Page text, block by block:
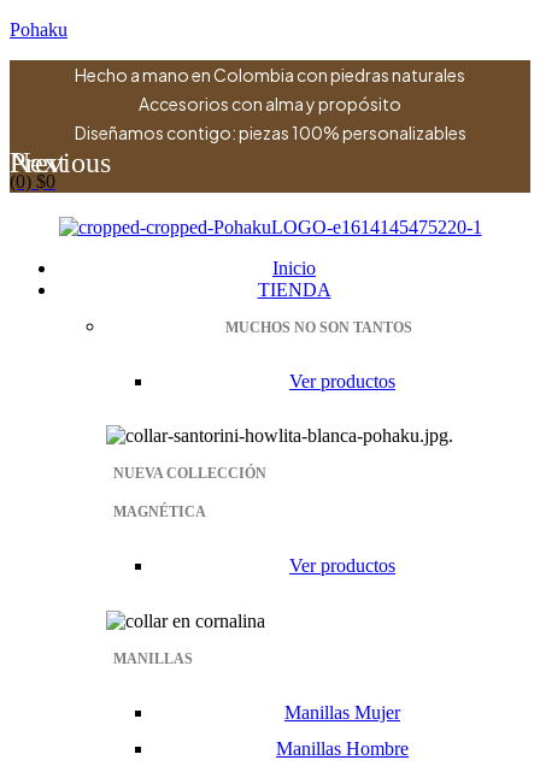
Pohaku
Hecho a mano en Colombia con piedras naturales
Accesorios con alma y propósito
Diseñamos contigo: piezas 100% personalizables
Previous
Next
(0) $0
Inicio
TIENDA
MUCHOS NO SON TANTOS
Ver productos
NUEVA COLLECCIÓN
MAGNÉTICA
Ver productos
MANILLAS
Manillas Mujer
Manillas Hombre